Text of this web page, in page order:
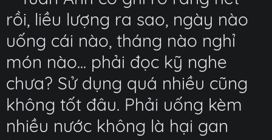
rồi, liều lượng ra sao, ngày nào
uống cái nào, tháng nào nghỉ
món nào... phải đọc kỹ nghe
chưa? Sử dụng quá nhiều cũng
không tốt đâu. Phải uống kèm
nhiều nước không là hại gan